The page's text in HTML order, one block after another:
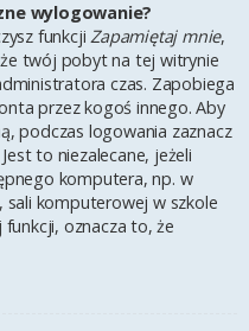
wylogowanie?
funkcjiZapamiętaj mnie,
twój pobyt na tej witrynie
czas. Zapobiega
przez kogoś innego. Aby
podczas logowania zaznacz
Jest to niezalecane, jeżeli
komputera, np. w
komputerowej w szkole
funkcji, oznacza to, że